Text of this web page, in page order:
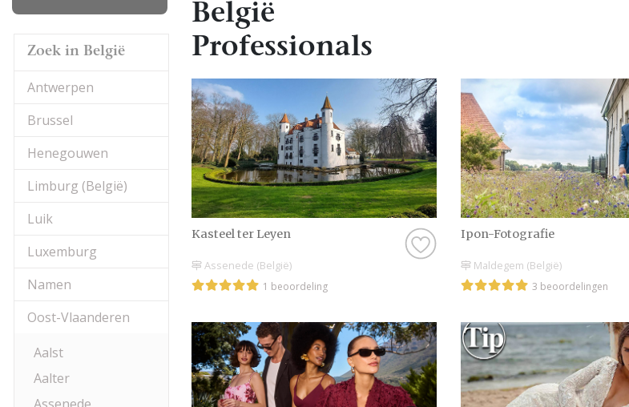
Zoek in België
Antwerpen
Brussel
Henegouwen
Limburg (België)
Luik
Luxemburg
Namen
Oost-Vlaanderen
Aalst
Aalter
België
Professionals
Kasteel ter Leyen
Assenede (België)
1 beoordeling
Ipon-Fotografie
Maldegem (België)
3 beoordelingen